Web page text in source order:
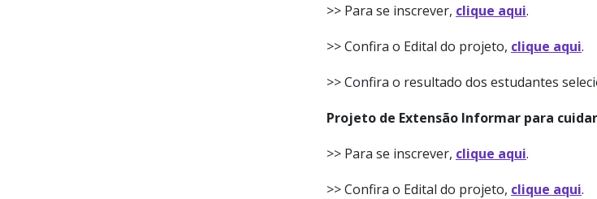
>> Para se inscrever, clique aqui.
>> Confira o Edital do projeto, clique aqui.
>> Confira o resultado dos estudantes
Projeto de Extensão Informar para
>> Para se inscrever, clique aqui.
>> Confira o Edital do projeto, clique aqui.